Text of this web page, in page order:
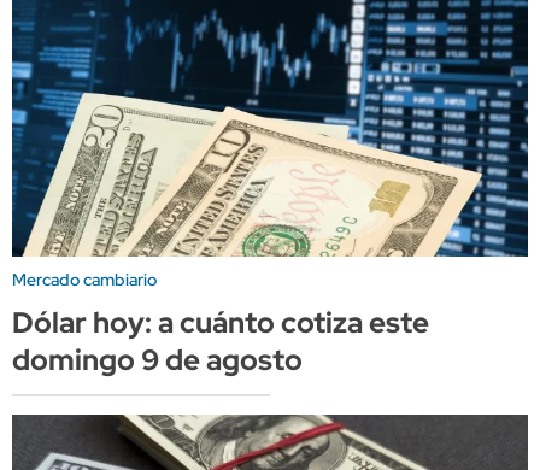
Mercado cambiario
Dólar hoy: a cuánto cotiza este
domingo 9 de agosto